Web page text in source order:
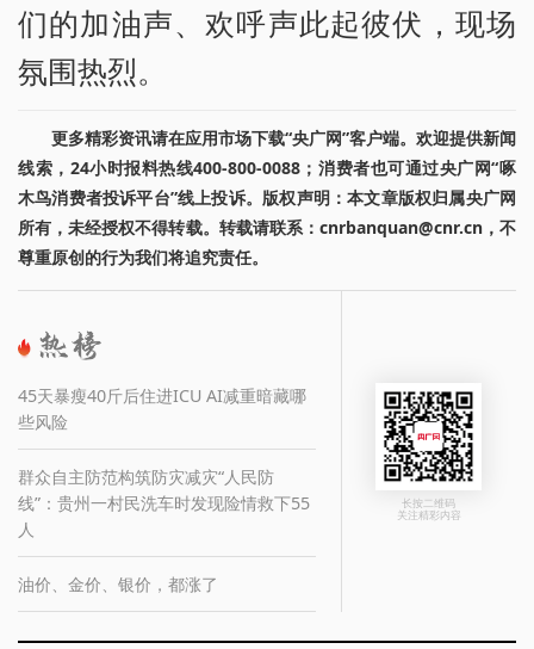
们的加油声、欢呼声此起彼伏，现场
氛围热烈。
更多精彩资讯请在应用市场下载“央广网”客户端。欢迎提供新闻
线索，24小时报料热线400-800-0088；消费者也可通过央广网“啄
木鸟消费者投诉平台”线上投诉。版权声明：本文章版权归属央广网
所有，未经授权不得转载。转载请联系：cnrbanquan@cnr.cn，不
尊重原创的行为我们将追究责任。
45天暴瘦40斤后住进ICU AI减重暗藏哪
些风险
群众自主防范构筑防灾减灾“人民防
线”：贵州一村民洗车时发现险情救下55
人
油价、金价、银价，都涨了
长按二维码
关注精彩内容